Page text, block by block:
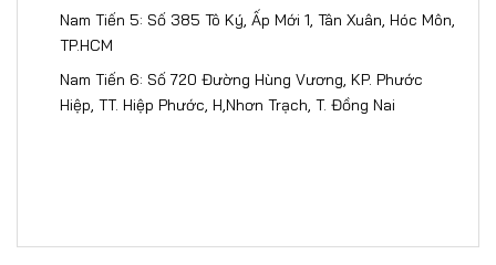
Nam Tiến 5: Số 385 Tô Ký, Ấp Mới 1, Tân Xuân, Hóc Môn,
TP.HCM
Nam Tiến 6: Số 720 Đường Hùng Vương, KP. Phước
Hiệp, TT. Hiệp Phước, H,Nhơn Trạch, T. Đồng Nai